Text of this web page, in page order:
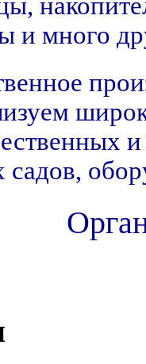
и много
садов,